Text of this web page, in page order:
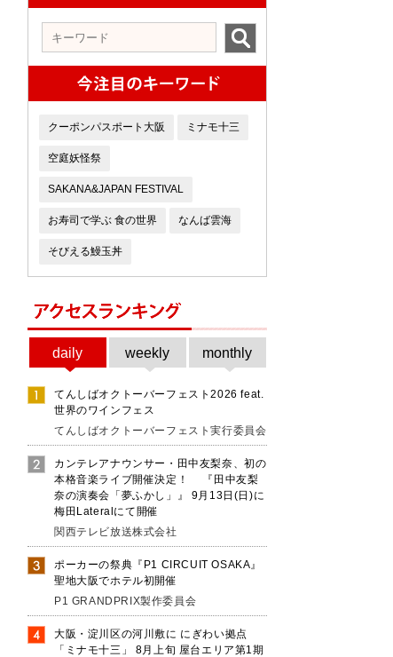
クーポンパスポート大阪 ミナモ十三
空庭妖怪祭
SAKANA&JAPAN FESTIVAL
お寿司で学ぶ 食の世界 なんば雲海
そびえる鰻玉丼
daily weekly monthly
てんしばオクトーバーフェスト2026 feat.
世界のワインフェス
てんしばオクトーバーフェスト実行委員会
カンテレアナウンサー・田中友梨奈、初の
本格音楽ライブ開催決定！ 『田中友梨
奈の演奏会「夢ふかし」』 9月13日(日)に
梅田Lateralにて開催
関西テレビ放送株式会社
ポーカーの祭典『P1 CIRCUIT OSAKA』
聖地大阪でホテル初開催
P1 GRANDPRIX製作委員会
大阪・淀川区の河川敷に にぎわい拠点
「ミナモ十三」 8月上旬 屋台エリア第1期